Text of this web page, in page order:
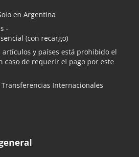
en Argentina
-
(con recargo)
artículos y países está prohibido el
caso de requerir el pago por este
Transferencias Internacionales